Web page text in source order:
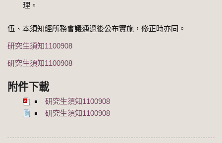
理。
伍、本須知經所務會議通過後公布實施，修正時亦同。
研究生須知1100908
研究生須知1100908
附件下載
研究生須知1100908
研究生須知1100908